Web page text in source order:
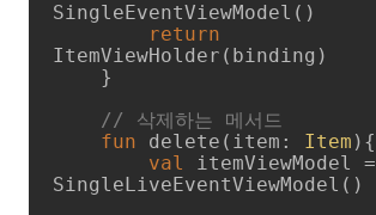
SingleEventViewModel()
return
ItemViewHolder(binding)
// 삭제하는 메서드
fun
delete (item: Item ) {
val
itemViewModel =
SingleLiveEventViewModel()